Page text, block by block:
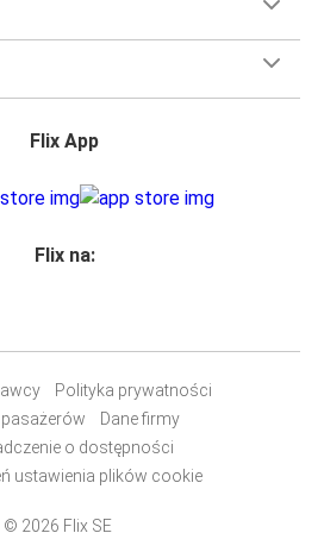
Flix App
Flix na:
Polityka prywatności
Dane firmy
o dostępności
ustawienia plików cookie
© 2026 Flix SE